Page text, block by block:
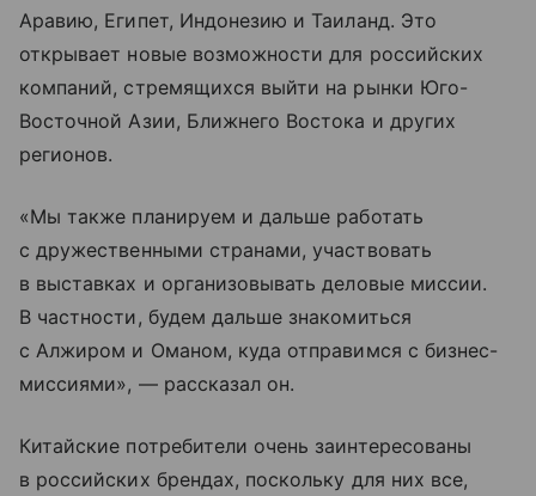
Аравию, Египет, Индонезию и Таиланд. Это
открывает новые возможности для российских
компаний, стремящихся выйти на рынки Юго-
Восточной Азии, Ближнего Востока и других
регионов.
«Мы также планируем и дальше работать
с дружественными странами, участвовать
в выставках и организовывать деловые миссии.
В частности, будем дальше знакомиться
с Алжиром и Оманом, куда отправимся с бизнес-
миссиями», — рассказал он.
Китайские потребители очень заинтересованы
в российских брендах, поскольку для них все,